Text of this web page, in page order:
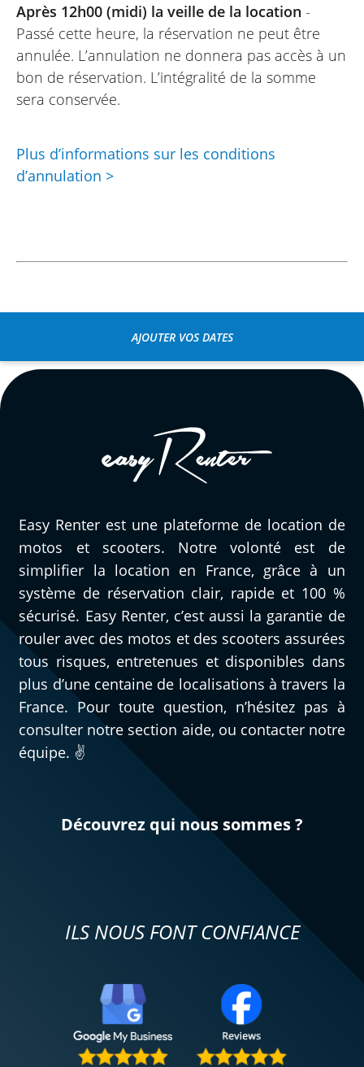
Nous avons loué 2 motos. Les 2 motos
étaient neuves donc en parfait état. La
récupération des motos ainsi que leur
restitution se sont très bien passées.
C’était parfait.
STEFAN
Scooter 400cc en excellent état, location
pro chez le concessionnaire.
26 Août 2024
Parfait tout s'est très bien passé. Merci !
JL T
Kawasaki Versys 1000 ~ RV Moto
Août 2024
Rapidité des services de location. Véhicule
entretenu. Tarif de la caution assez élevé.
Après 12h00 (midi) la veille de la location -
Passé cette heure, la réservation ne peut être
annulée. L’annulation ne donnera pas accès à un
bon de réservation. L’intégralité de la somme
sera conservée.
Plus d’informations sur les conditions
d’annulation >
AJOUTER VOS DATES
Easy Renter est une plateforme de location de
motos et scooters. Notre volonté est de
simplifier la location en France, grâce à un
système de réservation clair, rapide et 100 %
sécurisé. Easy Renter, c’est aussi la garantie de
rouler avec des motos et des scooters assurées
tous risques, entretenues et disponibles dans
plus d’une centaine de localisations à travers la
France. Pour toute question, n’hésitez pas à
consulter notre section aide, ou contacter notre
équipe. ✌️
Découvrez qui nous sommes ?
ILS NOUS FONT CONFIANCE